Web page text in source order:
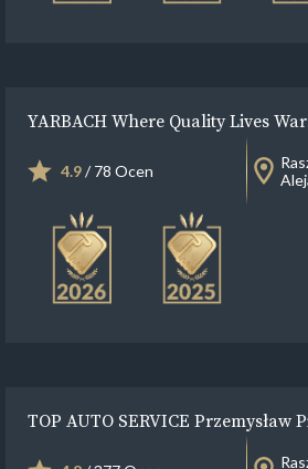
YARBACH Where Quality Lives
4.9/ 78 Ocen
TOP AUTO SERVICE Przemysław